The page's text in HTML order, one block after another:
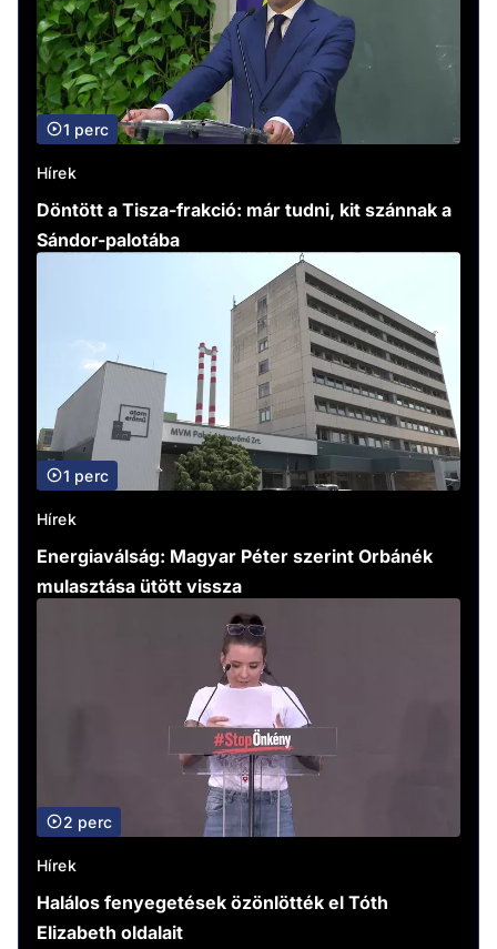
1 perc
Hírek
Döntött a Tisza-frakció: már tudni, kit szánnak a
Sándor-palotába
1 perc
Hírek
Energiaválság: Magyar Péter szerint Orbánék
mulasztása ütött vissza
2 perc
Hírek
Halálos fenyegetések özönlötték el Tóth
Elizabeth oldalait